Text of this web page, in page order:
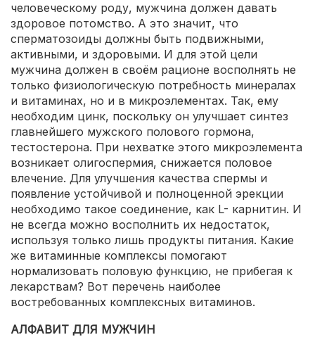
человеческому роду, мужчина должен давать
здоровое потомство. А это значит, что
сперматозоиды должны быть подвижными,
активными, и здоровыми. И для этой цели
мужчина должен в своём рационе восполнять не
только физиологическую потребность минералах
и витаминах, но и в микроэлементах. Так, ему
необходим цинк, поскольку он улучшает синтез
главнейшего мужского полового гормона,
тестостерона. При нехватке этого микроэлемента
возникает олигоспермия, снижается половое
влечение. Для улучшения качества спермы и
появление устойчивой и полноценной эрекции
необходимо такое соединение, как L- карнитин. И
не всегда можно восполнить их недостаток,
используя только лишь продукты питания. Какие
же витаминные комплексы помогают
нормализовать половую функцию, не прибегая к
лекарствам? Вот перечень наиболее
востребованных комплексных витаминов.
АЛФАВИТ ДЛЯ МУЖЧИН